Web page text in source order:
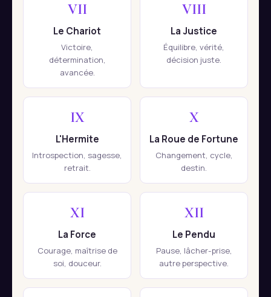
VII
Le Chariot
Victoire,
détermination,
avancée.
VIII
La Justice
Équilibre, vérité,
décision juste.
IX
L'Hermite
Introspection, sagesse,
retrait.
X
La Roue de Fortune
Changement, cycle,
destin.
XI
La Force
Courage, maîtrise de
soi, douceur.
XII
Le Pendu
Pause, lâcher-prise,
autre perspective.